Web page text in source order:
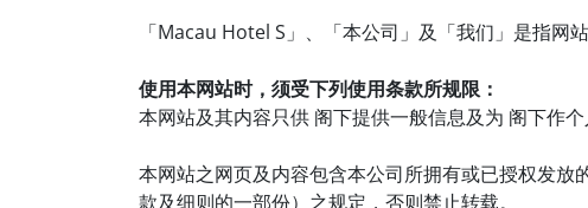
「Macau Hotel S」、「本公司」及「我们」是指网
使用本网站时，须受下列使用条款所规限：
本网站及其内容只供 阁下提供一般信息及为 阁下作
本网站之网页及内容包含本公司所拥有或已授权发
款及细则的一部份）之规定，否则禁止转载。